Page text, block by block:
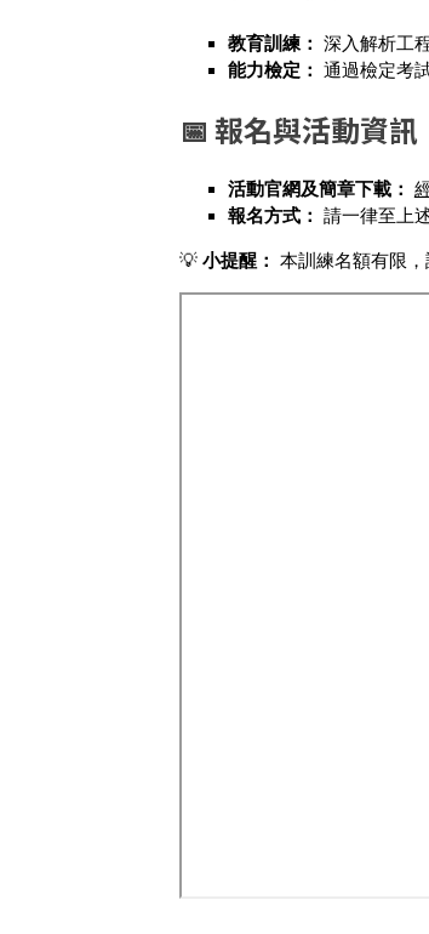
教育訓練： 深入解析工
能力檢定： 通過檢定考
📅 報名與活動資訊
活動官網及簡章下載：
報名方式： 請一律至上
💡 小提醒： 本訓練名額有限